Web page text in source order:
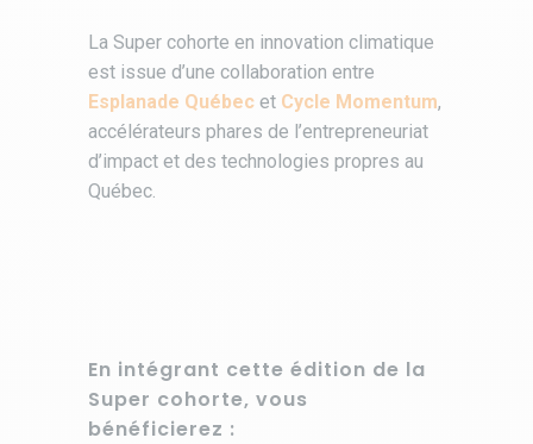
La Super cohorte en innovation climatique
est issue d’une collaboration entre
Esplanade Québec et Cycle Momentum,
accélérateurs phares de l’entrepreneuriat
d’impact et des technologies propres au
Québec.
En intégrant cette édition de la
Super cohorte, vous
bénéficierez :